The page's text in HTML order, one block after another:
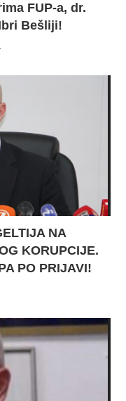
FUP-a, dr.
Bešliji!
NA
KORUPCIJE.
PO PRIJAVI!